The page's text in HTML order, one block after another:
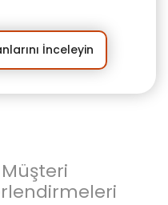
İnceleyin
Müşteri